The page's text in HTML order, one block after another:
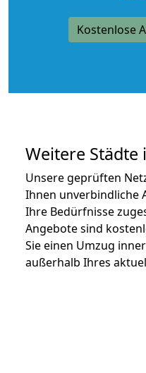
Kostenlose
Weitere
Unsere geprüften
Ihnen unverbindliche
Ihre Bedürfnisse
Angebote sind
Sie einen Umzug
außerhalb Ihres